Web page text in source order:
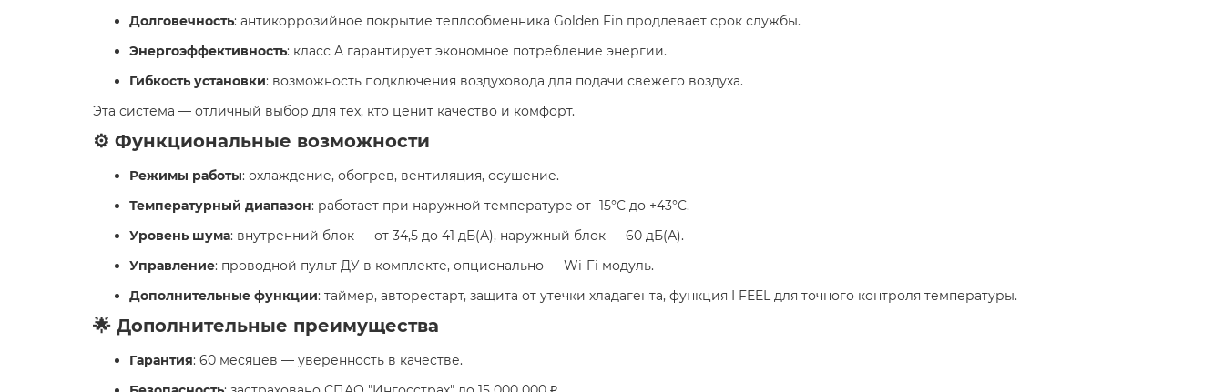
Долговечность: антикоррозийное покрытие теплообменника Golden Fin продлевает срок службы.
Энергоэффективность: класс A гарантирует экономное потребление энергии.
Гибкость установки: возможность подключения воздуховода для подачи свежего воздуха.
Эта система — отличный выбор для тех, кто ценит качество и комфорт.
⚙️ Функциональные возможности
Режимы работы: охлаждение, обогрев, вентиляция, осушение.
Температурный диапазон: работает при наружной температуре от -15°C до +43°C.
Уровень шума: внутренний блок — от 34,5 до 41 дБ(А), наружный блок — 60 дБ(А).
Управление: проводной пульт ДУ в комплекте, опционально — Wi-Fi модуль.
Дополнительные функции: таймер, авторестарт, защита от утечки хладагента, функция I FEEL для точного контроля температуры.
🌟 Дополнительные преимущества
Гарантия: 60 месяцев — уверенность в качестве.